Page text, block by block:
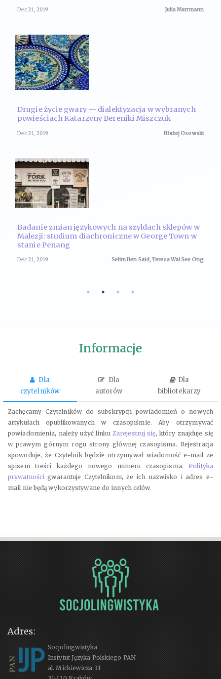
Dec 21, 2019 Julia Murrmann
Drugie życie gwary — dialektyzacja w wybranych
powieściach Katarzyny Bereniki Miszczuk
Dec 21, 2019 Błażej Osowski
Badanie zmian językowych na szyldach sklepów w
Malezji: studium diachroniczne w George Town w
stanie Penang
Dec 21, 2019 Selim Ben Said, Teresa Wai See Ong
Informacje
Dla
czytelników
Dla
autorów
Dla
bibliotekarzy
Zachęcamy Czytelników do subskrypcji powiadomień o nowych
artykułach opublikowanych w czasopiśmie. Aby otrzymywać
powiadomienia, należy użyć linku Zarejestruj się, który znajduje się
w prawym górnym rogu strony głównej czasopisma. Rejestracja
spowoduje, że Czytelnik będzie otrzymywał wiadomość e-mail ze
spisem treści każdego nowego numeru czasopisma. Polityka
prywatności gwarantuje Czytelnikom, że ich nazwisko i adres e-
mail nie będą wykorzystywane do innych celów.
Adres:
Socjolingwistyka
Instytut Języka Polskiego PAN
al. Mickiewicza 31